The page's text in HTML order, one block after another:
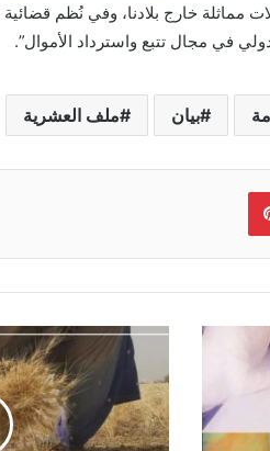
مماثلة خارج بلادنا، وفي نُظم
في مجال تتبع واسترداد الأموال”.
بيان ملف العشرية
بينتيريست